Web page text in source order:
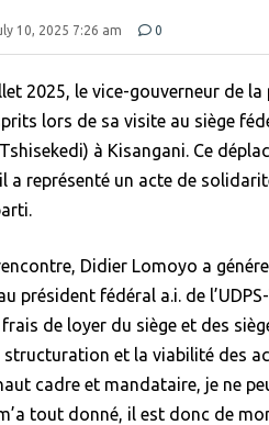
10, 2025 7:26 am 0
2025, le vice-gouverneur de
lors de sa visite au siège
à Kisangani. Ce
a représenté un acte de
Didier Lomoyo a
président fédéral a.i. de
de loyer du siège et des
structuration et la viabilité des
cadre et mandataire, je ne
m’a tout donné, il est donc de